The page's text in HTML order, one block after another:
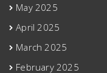
May 2025
April 2025
March 2025
February 2025